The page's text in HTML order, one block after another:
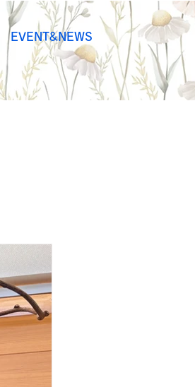
EVENT&NEWS